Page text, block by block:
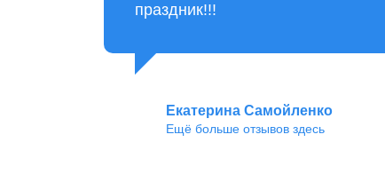
праздник!!!
Екатерина Самойленко
Ещё больше отзывов здесь